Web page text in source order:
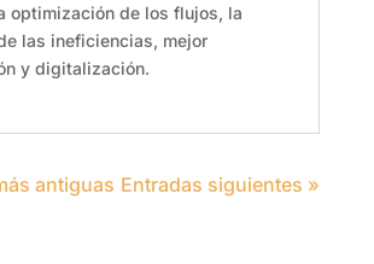
optimización de los flujos, la
las ineficiencias, mejor
y digitalización.
antiguas Entradas siguientes »